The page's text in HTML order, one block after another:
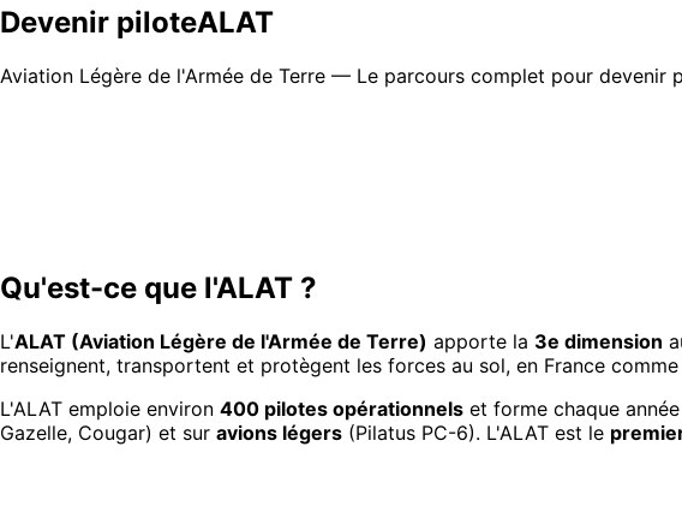
Devenir piloteALAT
Aviation Légère de l'Armée de Terre — Le parcours complet pour devenir
Qu'est-ce que l'ALAT ?
L'ALAT (Aviation Légère de l'Armée de Terre) apporte la 3e dimension
renseignent, transportent et protègent les forces au sol, en France
L'ALAT emploie environ 400 pilotes opérationnels et forme chaque
Gazelle, Cougar) et sur avions légers (Pilatus PC-6). L'ALAT est le